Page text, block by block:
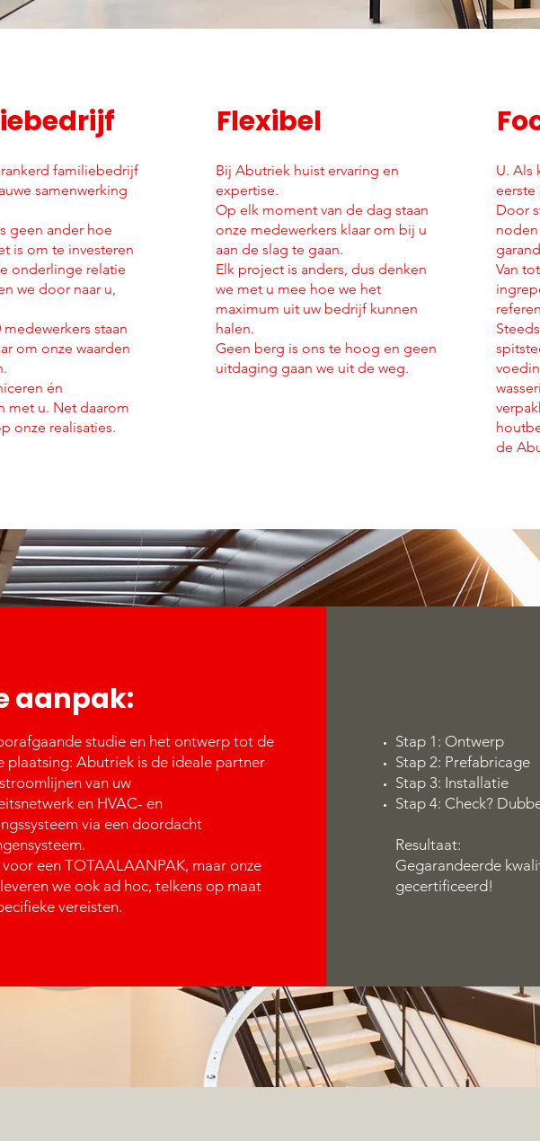
familiebedrijf
samenwerking
geen ander hoe
is om te investeren
onderlinge relatie
we door naar u,
medewerkers staan
om onze waarden
én
met u. Net daarom
onze realisaties.
Flexibel
Bij Abutriek huist ervaring en
expertise.
Op elk moment van de dag staan
onze medewerkers klaar om bij u
aan de slag te gaan.
Elk project is anders, dus denken
we met u mee hoe we het
maximum uit uw bedrijf kunnen
halen.
Geen berg is ons te hoog en geen
uitdaging gaan we uit de weg.
U. Als
eerste
Door
Van
de
aanpak:
studie en het ontwerp tot de
plaatsing: Abutriek is de ideale partner
stroomlijnen van uw
en HVAC- en
via een doordacht
een TOTAALAANPAK, maar onze
we ook ad hoc, telkens op maat
vereisten.
Stap 1: Ontwerp
Stap 2: Prefabricage
Stap 3: Installatie
Stap 4: Check?
Resultaat:
Gegarandeerde
gecertificeerd!